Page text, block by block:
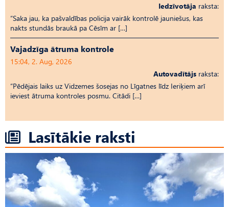
Iedzīvotāja raksta:
“Saka jau, ka pašvaldības policija vairāk kontrolē jauniešus, kas
nakts stundās braukā pa Cēsīm ar […]
Vajadzīga ātruma kontrole
15:04, 2. Aug, 2026
Autovadītājs raksta:
“Pēdējais laiks uz Vid­ze­mes šosejas no Līgatnes līdz Ieriķiem arī
ieviest ātruma kontroles posmu. Citādi […]
Lasītākie raksti